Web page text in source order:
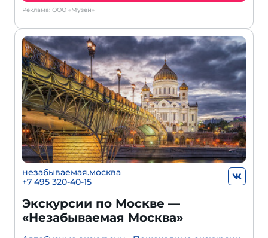
Реклама: ООО «Музей»
незабываемая.москва
+7 495 320-40-15
Экскурсии по Москве —
«Незабываемая Москва»